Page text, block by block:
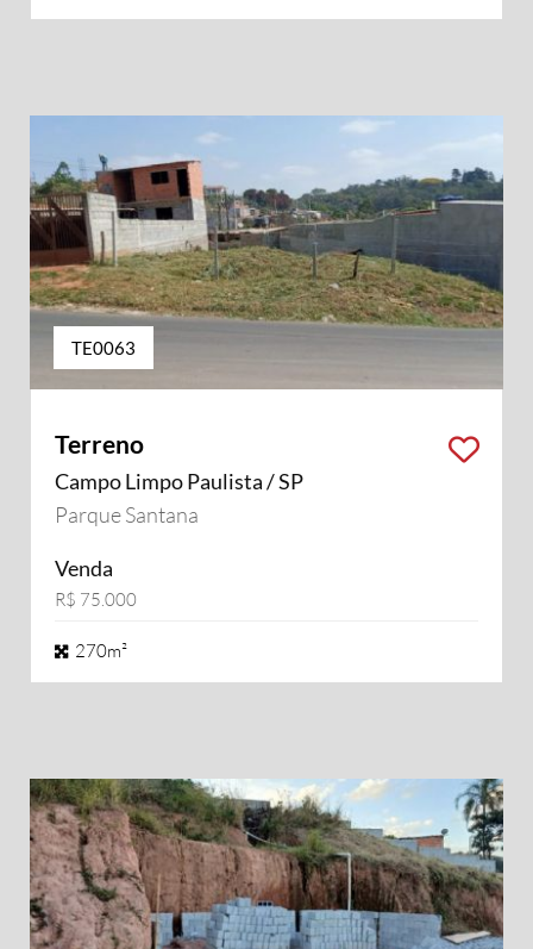
TE0063
Terreno
Campo Limpo Paulista / SP
Parque Santana
Venda
R$ 75.000
270m²